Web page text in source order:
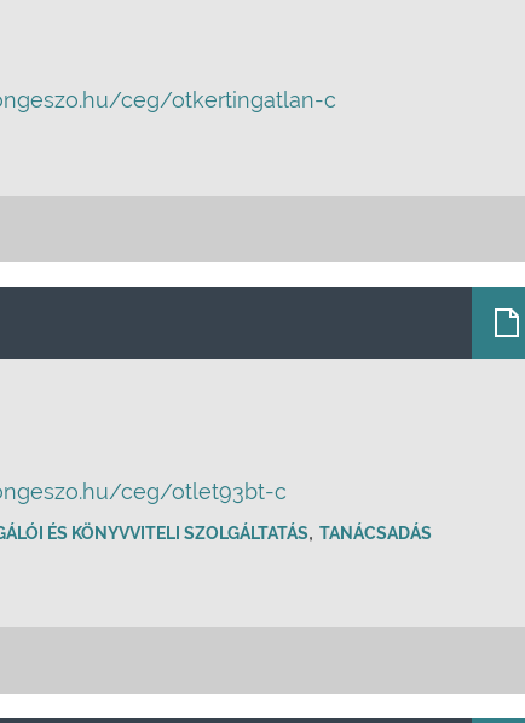
ceg/otkertingatlan-c
ceg/otlet93bt-c
ÉS KÖNYVVITELI SZOLGÁLTATÁS, TANÁCSADÁS